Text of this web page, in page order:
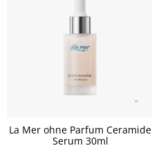
La Mer ohne Parfum Ceramide
Serum 30ml